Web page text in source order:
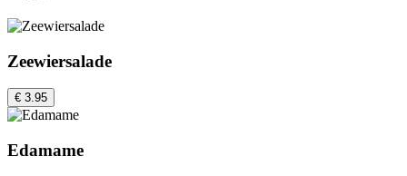
Zeewiersalade
€ 3.95
Edamame